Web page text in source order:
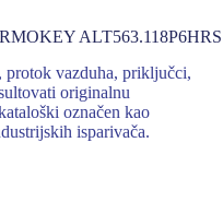
ALT563.118P6HRS
protok vazduha, priključci,
originalnu
označen kao
isparivača.